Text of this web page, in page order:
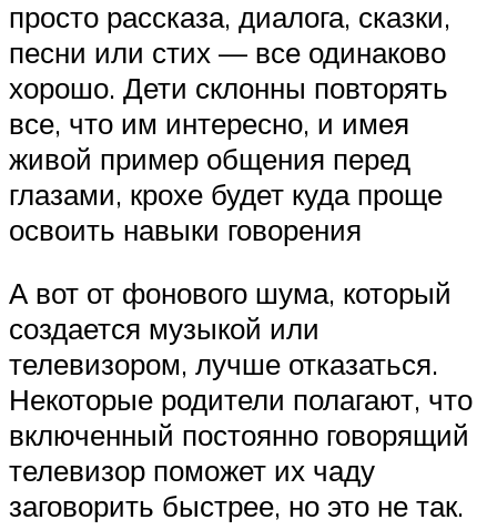
просто рассказа, диалога, сказки,
песни или стих — все одинаково
хорошо. Дети склонны повторять
все, что им интересно, и имея
живой пример общения перед
глазами, крохе будет куда проще
освоить навыки говорения
А вот от фонового шума, который
создается музыкой или
телевизором, лучше отказаться.
Некоторые родители полагают, что
включенный постоянно говорящий
телевизор поможет их чаду
заговорить быстрее, но это не так.